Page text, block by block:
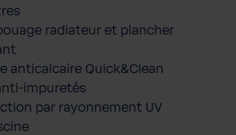
radiateur et plancher
anticalcaire Quick&Clean
impuretés
par rayonnement UV